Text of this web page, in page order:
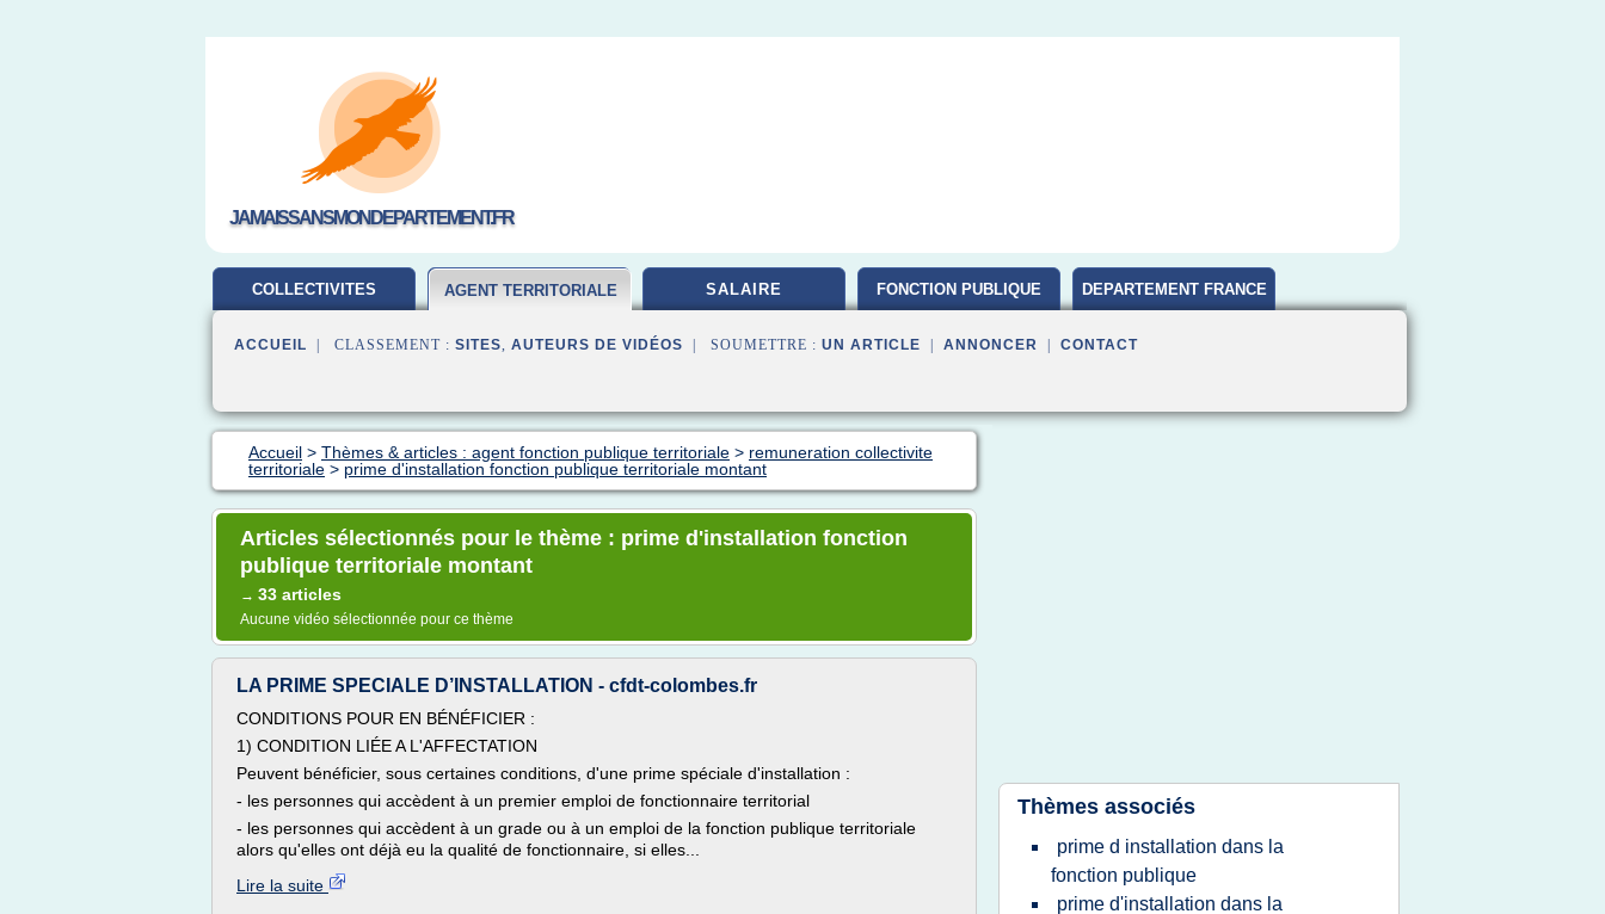
JAMAISSANSMONDEPARTEMENT.FR
COLLECTIVITES AGENT TERRITORIALE SALAIRE FONCTION PUBLIQUE DEPARTEMENT FRANCE
ACCUEIL | CLASSEMENT : SITES, AUTEURS DE VIDÉOS | SOUMETTRE : UN ARTICLE ANNONCER CONTACT
Accueil > Thèmes & articles : agent fonction publique territoriale > remuneration collectivite
territoriale > prime d'installation fonction publique territoriale montant
Articles sélectionnés pour le thème : prime d'installation fonction
publique territoriale montant
→ 33 articles
Aucune vidéo sélectionnée pour ce thème
LA PRIME SPECIALE D’INSTALLATION - cfdt-colombes.fr
CONDITIONS POUR EN BÉNÉFICIER :
1) CONDITION LIÉE A L'AFFECTATION
Peuvent bénéficier, sous certaines conditions, d'une prime spéciale d'installation :
- les personnes qui accèdent à un premier emploi de fonctionnaire territorial
- les personnes qui accèdent à un grade ou à un emploi de la fonction publique territoriale
alors qu'elles ont déjà eu la qualité de fonctionnaire, si elles...
Lire la suite
Thèmes associés
prime d installation dans la
fonction publique
prime d'installation dans la